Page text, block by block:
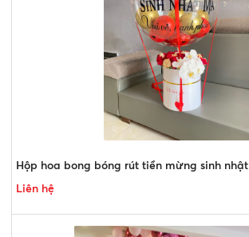
Hộp hoa bong bóng rút tiền mừng sinh nhật
Liên hệ